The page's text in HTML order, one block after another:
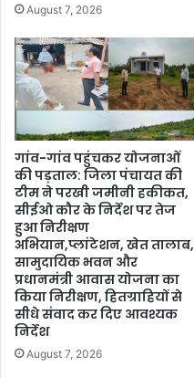
August 7, 2026
गांव-गांव पहुंचकर योजनाओं
की पड़ताल: जिला पंचायत की
टीम ने परखी जमीनी हकीकत,
सीईओ कौर के निर्देश पर तेज
हुआ निरीक्षण
अभियान,प्लांटेशन, खेत तालाब,
सामुदायिक भवन और
प्रधानमंत्री आवास योजना का
किया निरीक्षण, हितग्राहियों से
सीधे संवाद कर दिए आवश्यक
निर्देश
August 7, 2026